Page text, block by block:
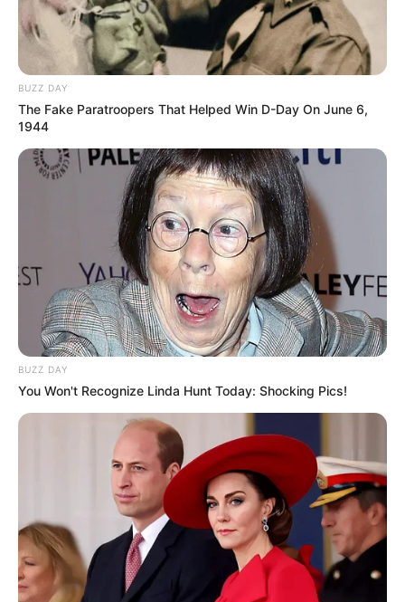
BUZZ DAY
The Fake Paratroopers That Helped Win D-Day On June 6,
1944
BUZZ DAY
You Won't Recognize Linda Hunt Today: Shocking Pics!